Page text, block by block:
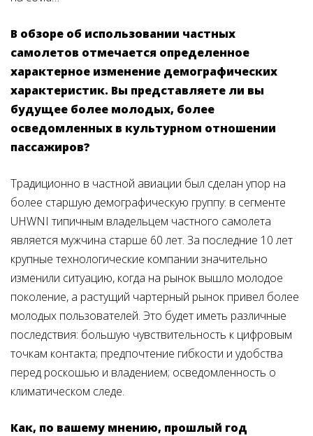
В обзоре об использовании частных
самолетов отмечается определенное
характерное изменение демографических
характеристик. Вы представляете ли вы
будущее более молодых, более
осведомленных в культурном отношении
пассажиров?
Традиционно в частной авиации был сделан упор на
более старшую демографическую группу: в сегменте
UHWNI типичным владельцем частного самолета
является мужчина старше 60 лет. За последние 10 лет
крупные технологические компании значительно
изменили ситуацию, когда на рынок вышло молодое
поколение, а растущий чартерный рынок привел более
молодых пользователей. Это будет иметь различные
последствия: большую чувствительность к цифровым
точкам контакта; предпочтение гибкости и удобства
перед роскошью и владением; осведомленность о
климатическом следе.
Как, по вашему мнению, прошлый год